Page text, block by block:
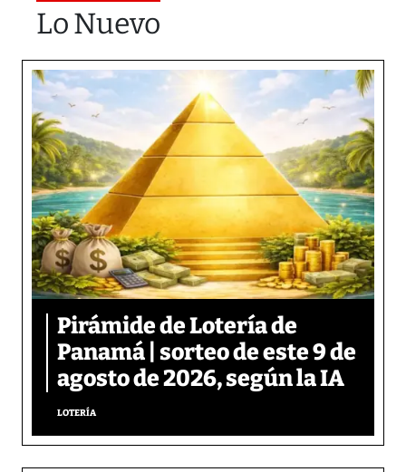
Lo Nuevo
Pirámide de Lotería de
Panamá | sorteo de este 9 de
agosto de 2026, según la IA
LOTERÍA